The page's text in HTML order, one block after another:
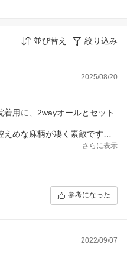
並び替え 絞り込み
2025/08/20
用に、2wayオールとセット
めな麻柄が凄く素敵です。
さらに表示
参考になった
2022/09/07